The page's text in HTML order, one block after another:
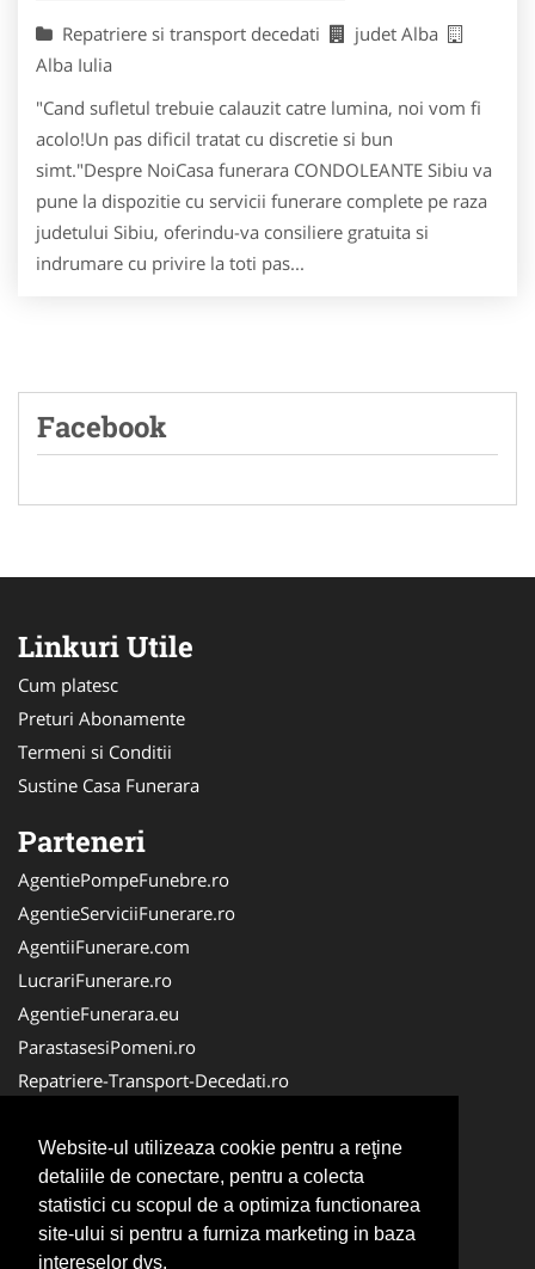
Website-ul utilizeaza cookie pentru a reţine
detaliile de conectare, pentru a colecta
statistici cu scopul de a optimiza functionarea
site-ului si pentru a furniza marketing in baza
intereselor dvs.
Repatriere si transport decedati
judet Alba
Alba Iulia
"Cand sufletul trebuie calauzit catre lumina, noi vom fi
acolo!Un pas dificil tratat cu discretie si bun
simt."Despre NoiCasa funerara CONDOLEANTE Sibiu va
pune la dispozitie cu servicii funerare complete pe raza
judetului Sibiu, oferindu-va consiliere gratuita si
indrumare cu privire la toti pas...
Facebook
Linkuri Utile
Cum platesc
Preturi Abonamente
Termeni si Conditii
Sustine Casa Funerara
Parteneri
AgentiePompeFunebre.ro
AgentieServiciiFunerare.ro
AgentiiFunerare.com
LucrariFunerare.ro
AgentieFunerara.eu
ParastasesiPomeni.ro
Repatriere-Transport-Decedati.ro
CasaFunerara.com
NonStopDeschis.ro
NonStopFunerare.ro
Transport-Funerar.com